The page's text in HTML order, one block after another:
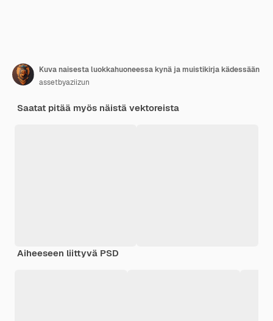
Kuva naisesta luokkahuoneessa kynä ja muistikirja kädessään
assetbyaziizun
Saatat pitää myös näistä vektoreista
Aiheeseen liittyvä PSD